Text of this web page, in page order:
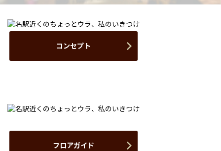
コンセプト
フロアガイド